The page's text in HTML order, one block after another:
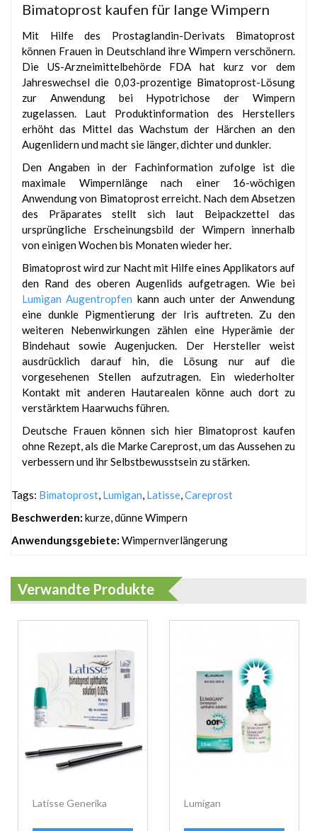
Bimatoprost kaufen für lange Wimpern
Mit Hilfe des Prostaglandin-Derivats Bimatoprost
können Frauen in Deutschland ihre Wimpern verschönern.
Die US-Arzneimittelbehörde FDA hat kurz vor dem
Jahreswechsel die 0,03-prozentige Bimatoprost-Lösung
zur Anwendung bei Hypotrichose der Wimpern
zugelassen. Laut Produktinformation des Herstellers
erhöht das Mittel das Wachstum der Härchen an den
Augenlidern und macht sie länger, dichter und dunkler.
Den Angaben in der Fachinformation zufolge ist die
maximale Wimpernlänge nach einer 16-wöchigen
Anwendung von Bimatoprost erreicht. Nach dem Absetzen
des Präparates stellt sich laut Beipackzettel das
ursprüngliche Erscheinungsbild der Wimpern innerhalb
von einigen Wochen bis Monaten wieder her.
Bimatoprost wird zur Nacht mit Hilfe eines Applikators auf
den Rand des oberen Augenlids aufgetragen. Wie bei
Lumigan Augentropfen kann auch unter der Anwendung
eine dunkle Pigmentierung der Iris auftreten. Zu den
weiteren Nebenwirkungen zählen eine Hyperämie der
Bindehaut sowie Augenjucken. Der Hersteller weist
ausdrücklich darauf hin, die Lösung nur auf die
vorgesehenen Stellen aufzutragen. Ein wiederholter
Kontakt mit anderen Hautarealen könne auch dort zu
verstärktem Haarwuchs führen.
Deutsche Frauen können sich hier Bimatoprost kaufen
ohne Rezept, als die Marke Careprost, um das Aussehen zu
verbessern und ihr Selbstbewusstsein zu stärken.
Tags: Bimatoprost, Lumigan, Latisse,Careprost
Beschwerden: kurze, dünne Wimpern
Anwendungsgebiete: Wimpernverlängerung
Verwandte Produkte
Latisse Generika Lumigan